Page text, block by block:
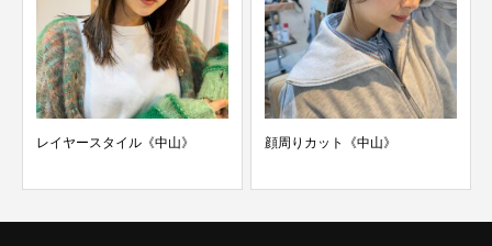
レイヤースタイル《中山》 顔周りカット《中山》